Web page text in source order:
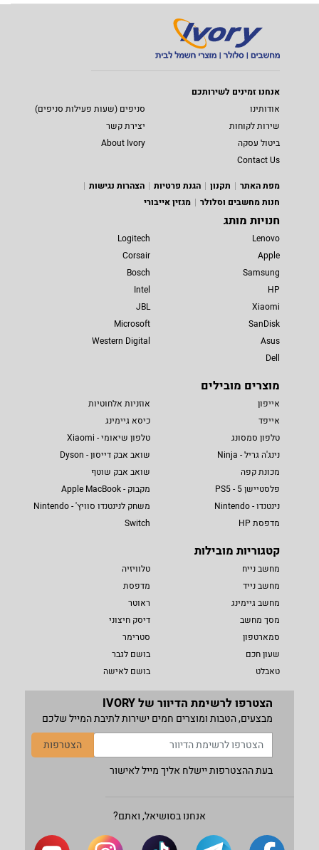
אנחנו זמינים לשירותכם
אודותינו
סניפים (שעות פעילות סניפים)
שירות לקוחות
יצירת קשר
ביטול עסקה
About Ivory
Contact Us
מפת האתר
תקנון הגנת פרטיות
הצהרות נגישות
חנות מחשבים וסלולר
מגזין אייבורי
חנויות מותג
Lenovo
Apple
Samsung
HP
Xiaomi
SanDisk
Asus
Dell
Logitech
Corsair
Bosch
Intel
JBL
Microsoft
Western Digital
מוצרים מובילים
אייפון
אייפד
טלפון סמסונג
נינג'ה גריל - Ninja
מכונת קפה
פלסטיישן 5 - PS5
נינטנדו - Nintendo
מדפסת HP
אוזניות אלחוטיות
כיסא גיימינג
טלפון שיאומי - Xiaomi
שואב אבק דייסון - Dyson
שואב אבק שוטף
מקבוק - Apple MacBook
משחק לנינטנדו סוויץ' - Nintendo
Switch
קטגוריות מובילות
מחשב נייח
מחשב נייד
מחשב גיימינג
מסך מחשב
סמארטפון
שעון חכם
טאבלט
טלוויזיה
מדפסת
ראוטר
דיסק חיצוני
סטרימר
בושם לגבר
בושם לאישה
הצטרפו לרשימת הדיוור של IVORY
מבצעים, הטבות ומוצרים חמים ישירות לתיבת המייל שלכם
הצטרפות
בעת ההצטרפות יישלח אליך מייל לאישור
אנחנו בסושיאל, ואתם?